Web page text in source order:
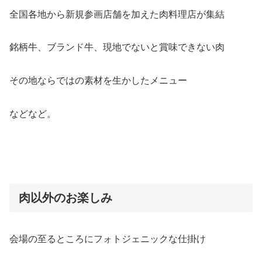
全国各地から新規参画店舗を加えた肉料理店が集結
銘柄牛、ブランド牛、現地でないと賞味できない肉
その地ならではの素材を生かしたメニュー
などなど。
肉以外のお楽しみ
会場の至るところにフォトジェニックな仕掛け